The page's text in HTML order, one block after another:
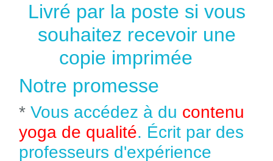
Livré par la poste si vous
souhaitez recevoir une
copie imprimée
Notre promesse
* Vous accédez à du contenu
yoga de qualité. Écrit par des
professeurs d'expérience